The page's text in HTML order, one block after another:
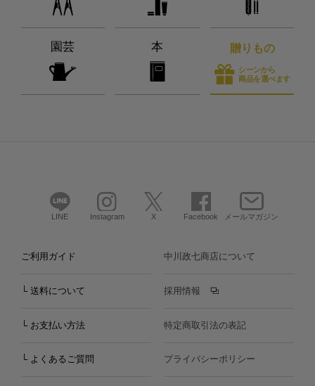
園芸 本 贈りもの
シーンから
商品を選べます
LINE Instagram X Facebook メールマガジン
ご利用ガイド
└ 送料について
└ お支払い方法
└ よくあるご質問
中川政七商店について
採用情報
特定商取引法の表記
プライバシーポリシー